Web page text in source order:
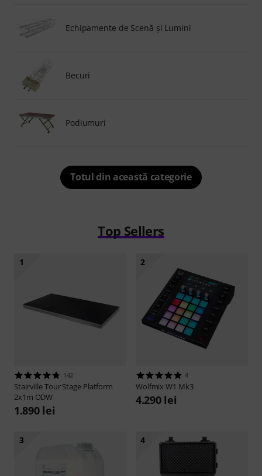
Echipamente de Scenă şi Lumini
Becuri
Podiumuri
Totul din această categorie
Top Sellers
1
142
StairvilleTour Stage Platform
2x1m ODW
1.890 lei
2
4
WolfmixW1 Mk3
4.290 lei
3 4